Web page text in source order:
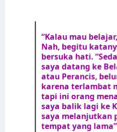
“Kalau mau
Nah, begitu
bersuka hati.
saya datang ke
atau Perancis,
karena terlambat
tapi ini orang
saya balik lagi ke
saya melanjutkan
tempat yang